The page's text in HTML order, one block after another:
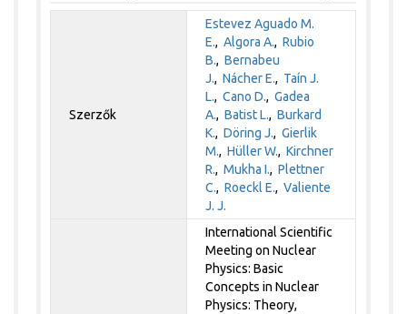
Szerzők
Estevez Aguado M.
E.,Algora A.,Rubio
B.,Bernabeu
J.,Nácher E., Taín J.
L.,Cano D.,Gadea
A.,Batist L.,Burkard
K.,Döring J.,Gierlik
M.,Hüller W.,Kirchner
R.,Mukha I.,Plettner
C.,Roeckl E.,Valiente
J. J.
International Scientific
Meeting on Nuclear
Physics: Basic
Concepts in Nuclear
Physics: Theory,